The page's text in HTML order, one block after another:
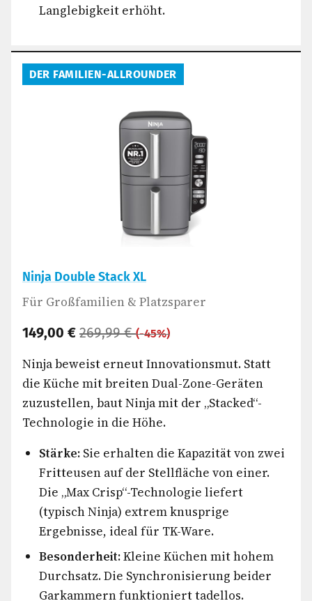
Langlebigkeit erhöht.
DER FAMILIEN-ALLROUNDER
Ninja Double Stack XL
Für Großfamilien & Platzsparer
149,00 € 269,99 €(-45%)
Ninja beweist erneut Innovationsmut. Statt
die Küche mit breiten Dual-Zone-Geräten
zuzustellen, baut Ninja mit der „Stacked“-
Technologie in die Höhe.
Stärke: Sie erhalten die Kapazität von zwei
Fritteusen auf der Stellfläche von einer.
Die „Max Crisp“-Technologie liefert
(typisch Ninja) extrem knusprige
Ergebnisse, ideal für TK-Ware.
Besonderheit:Kleine Küchen mit hohem
Durchsatz. Die Synchronisierung beider
Garkammern funktioniert tadellos.